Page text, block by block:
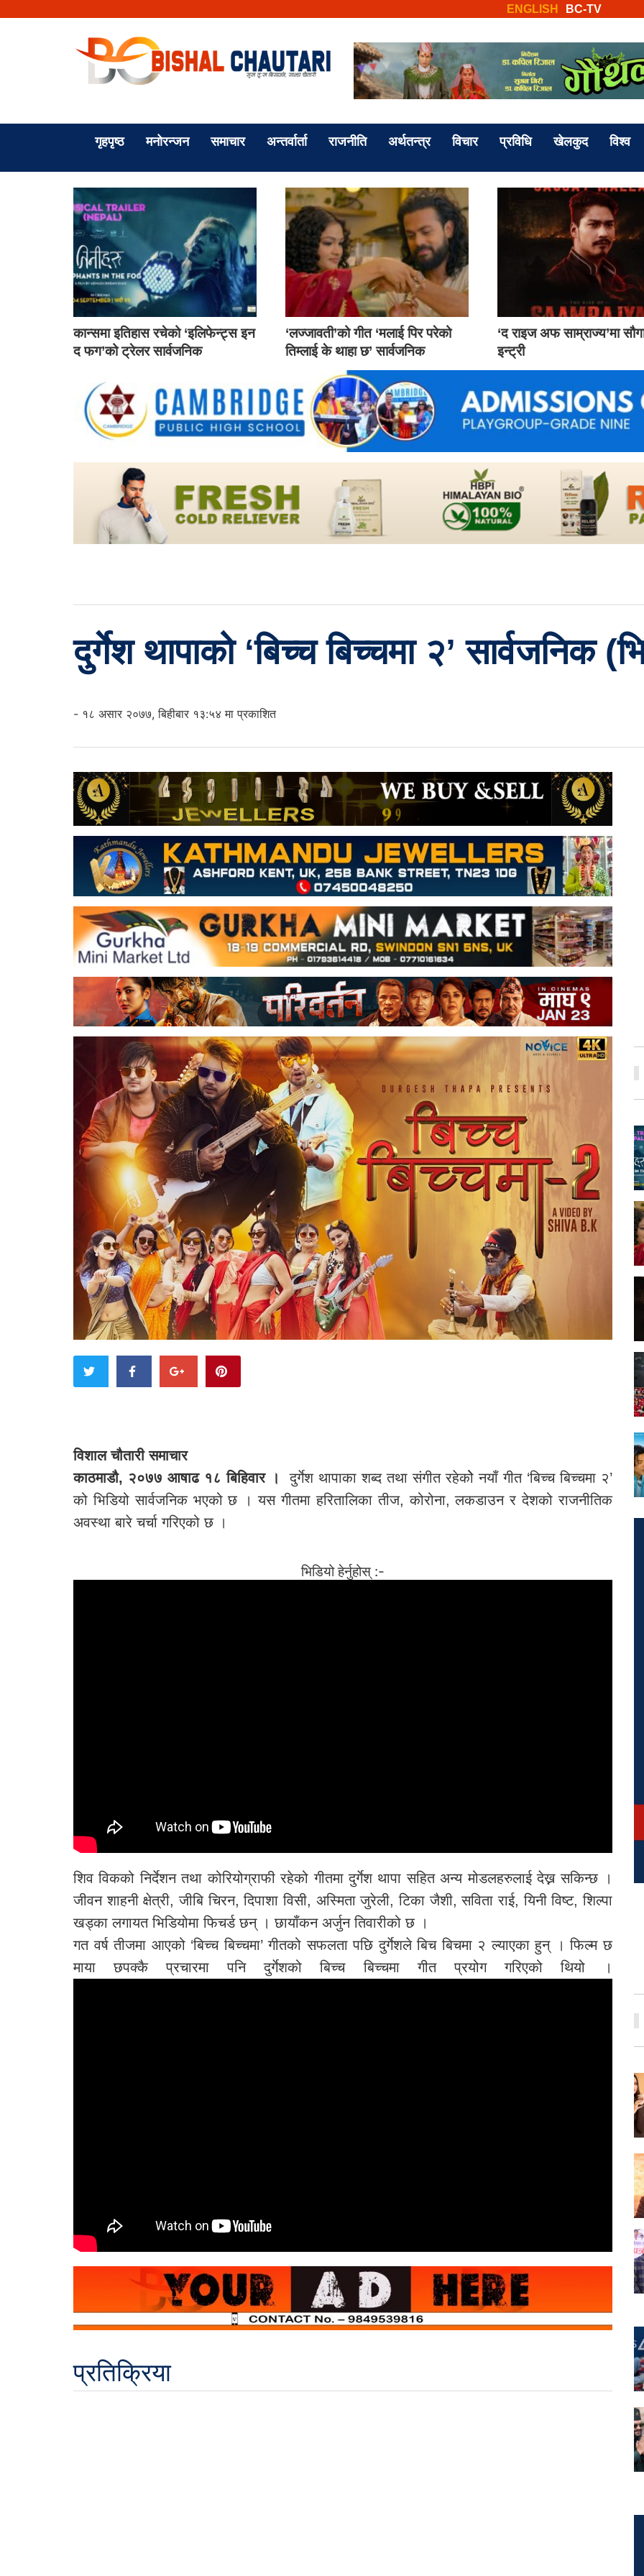
BC-TV
ENGLISH
गृहपृष्ठ मनोरन्जन समाचार अन्तर्वार्ता राजनीति अर्थतन्त्र विचार प्रविधि खेलकुद विश्व
कान्समा इतिहास रचेको ‘इलिफेन्ट्स इन
द फग’को ट्रेलर सार्वजनिक
‘लज्जावती’को गीत ‘मलाई पिर परेको
तिम्लाई के थाहा छ’ सार्वजनिक
‘द राइज अफ साम्राज्य’मा
इन्ट्री
दुर्गेश थापाको ‘बिच्च बिच्चमा २’ सार्वजनिक
- १८ असार २०७७, बिहीबार १३:५४ मा प्रकाशित
विशाल चौतारी समाचार
काठमाडौ, २०७७ आषाढ १८ बिहिवार ।
दुर्गेश थापाका शब्द तथा संगीत रहेकोे नयाँ गीत ‘बिच्च बिच्चमा २’
को भिडियो सार्वजनिक भएको छ । यस गीतमा हरितालिका तीज, कोरोना, लकडाउन र देशको राजनीतिक
अवस्था बारे चर्चा गरिएको छ ।
भिडियो हेर्नुहोस् :-
शिव विकको निर्देशन तथा कोरियोग्राफी रहेको गीतमा दुर्गेश थापा सहित अन्य मोडलहरुलाई देख्न सकिन्छ ।
जीवन शाहनी क्षेत्री, जीबि चिरन, दिपाशा विसी, अस्मिता जुरेली, टिका जैशी, सविता राई, यिनी विष्ट, शिल्पा
खड्का लगायत भिडियोमा फिचर्ड छन् । छायाँकन अर्जुन तिवारीको छ ।
गत वर्ष तीजमा आएको ‘बिच्च बिच्चमा’ गीतको सफलता पछि दुर्गेशले बिच बिचमा २ ल्याएका हुन् । फिल्म छ
माया छपक्कै प्रचारमा पनि दुर्गेशको बिच्च बिच्चमा गीत प्रयोग गरिएको थियो ।
प्रतिक्रिया